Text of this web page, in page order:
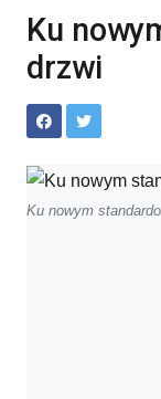
Ku
drzwi
Ku nowym